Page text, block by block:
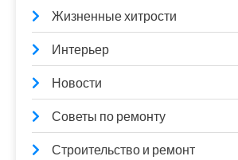
Жизненные хитрости
Интерьер
Новости
Советы по ремонту
Строительство и ремонт